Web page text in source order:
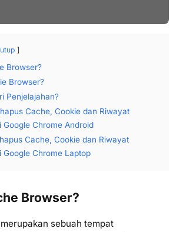
Browser?
Browser?
Penjelajahan?
Cache, Cookie dan Riwayat
Google Chrome Android
Cache, Cookie dan Riwayat
Google Chrome Laptop
Browser?
sebuah tempat